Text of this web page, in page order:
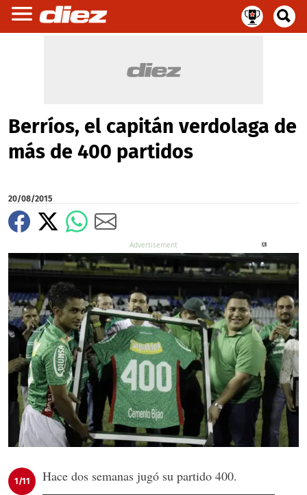
Berríos, el capitán verdolaga de
más de 400 partidos
20/08/2015
1/11 Hace dos semanas jugó su partido 400.
X